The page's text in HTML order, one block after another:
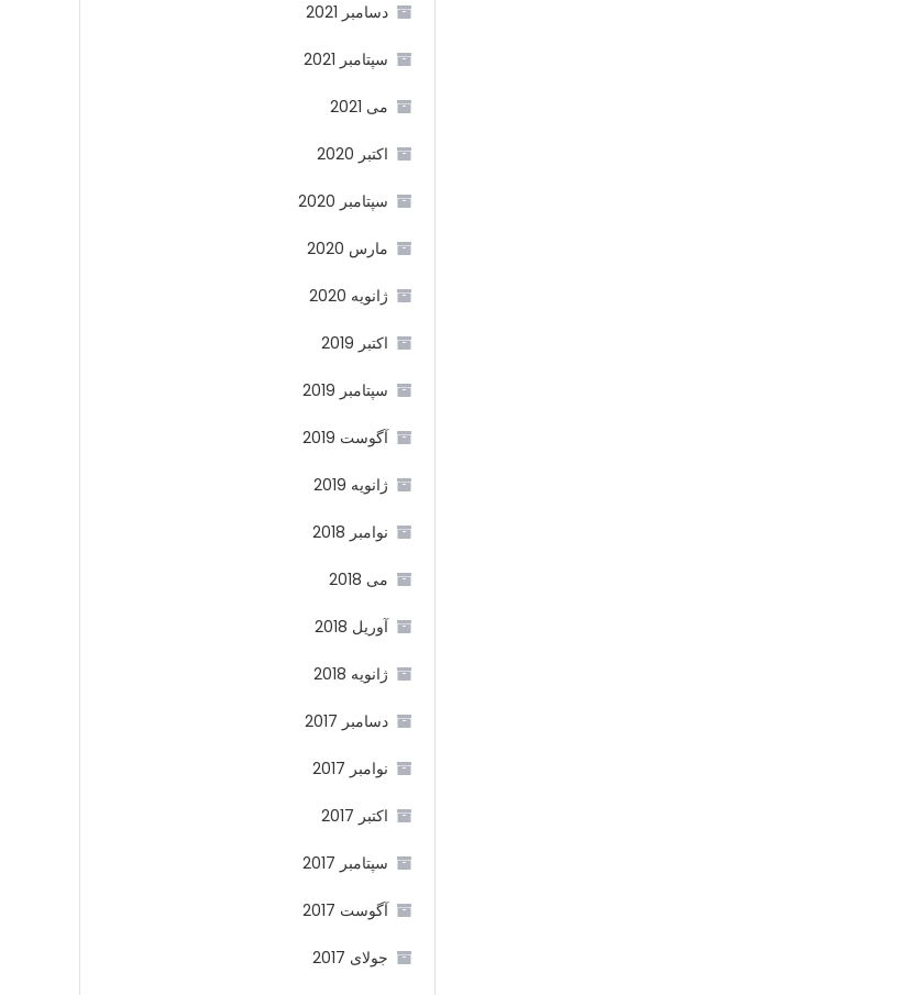
دسامبر 2021
سپتامبر 2021
می 2021
اکتبر 2020
سپتامبر 2020
مارس 2020
ژانویه 2020
اکتبر 2019
سپتامبر 2019
آگوست 2019
ژانویه 2019
نوامبر 2018
می 2018
آوریل 2018
ژانویه 2018
دسامبر 2017
نوامبر 2017
اکتبر 2017
سپتامبر 2017
آگوست 2017
جولای 2017